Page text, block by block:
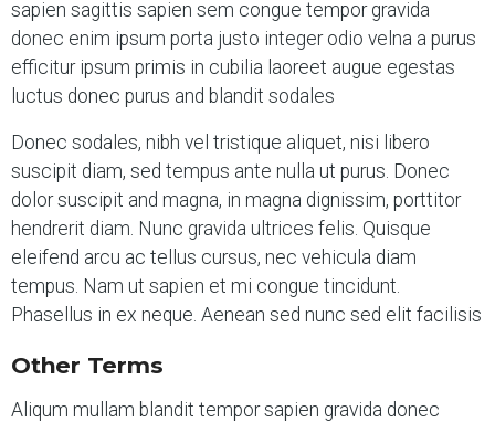
sapien sagittis sapien sem congue tempor gravida
donec enim ipsum porta justo integer odio velna a purus
efficitur ipsum primis in cubilia laoreet augue egestas
luctus donec purus and blandit sodales
Donec sodales, nibh vel tristique aliquet, nisi libero
suscipit diam, sed tempus ante nulla ut purus. Donec
dolor suscipit and magna, in magna dignissim, porttitor
hendrerit diam. Nunc gravida ultrices felis. Quisque
eleifend arcu ac tellus cursus, nec vehicula diam
tempus. Nam ut sapien et mi congue tincidunt.
Phasellus in ex neque. Aenean sed nunc sed elit facilisis
Other Terms
Aliqum mullam blandit tempor sapien gravida donec